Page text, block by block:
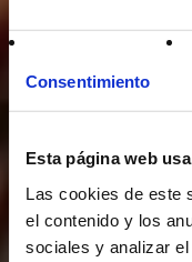
Consentimiento
Esta página web
Las cookies de este
el contenido y los
sociales y analizar